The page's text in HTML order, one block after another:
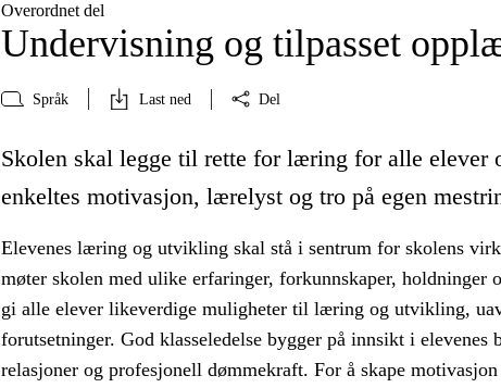
Overordnet del
Undervisning og tilpasset
Språk Last ned Del
Skolen skal legge til rette for læring for alle elever
enkeltes motivasjon, lærelyst og tro på egen
Elevenes læring og utvikling skal stå i sentrum for skolens
møter skolen med ulike erfaringer, forkunnskaper, holdninger
gi alle elever likeverdige muligheter til læring og utvikling,
forutsetninger. God klasseledelse bygger på innsikt i elevenes
relasjoner og profesjonell dømmekraft. For å skape